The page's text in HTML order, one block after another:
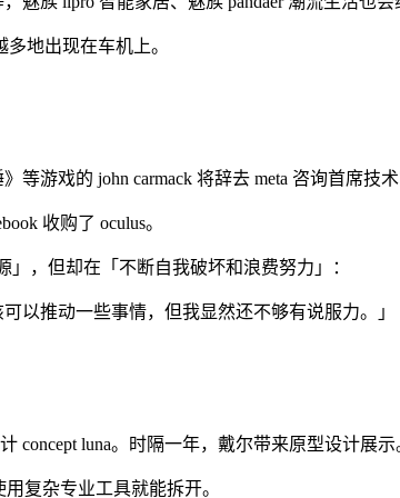
地出现在车机上。
游戏的 john carmack 将辞去 meta 咨询首席技术
收购了 oculus。
」，但却在「不断自我破坏和浪费努力」：
以推动一些事情，但我显然还不够有说服力。」
luna。时隔一年，戴尔带来原型设计展示
复杂专业工具就能拆开。